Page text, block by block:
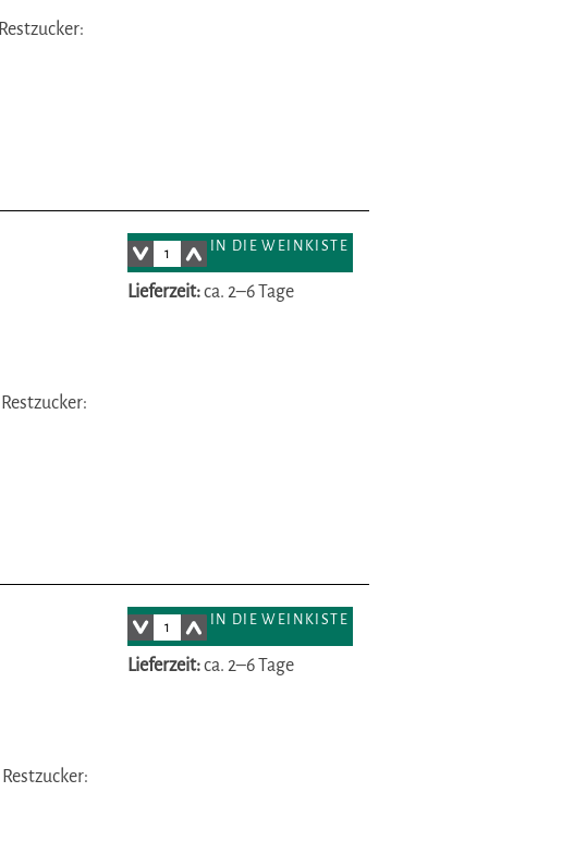
Restzucker:
Restzucker:
IN DIE WEINKISTE
Lieferzeit:ca. 2–6 Tage
Restzucker:
IN DIE WEINKISTE
Lieferzeit:ca. 2–6 Tage